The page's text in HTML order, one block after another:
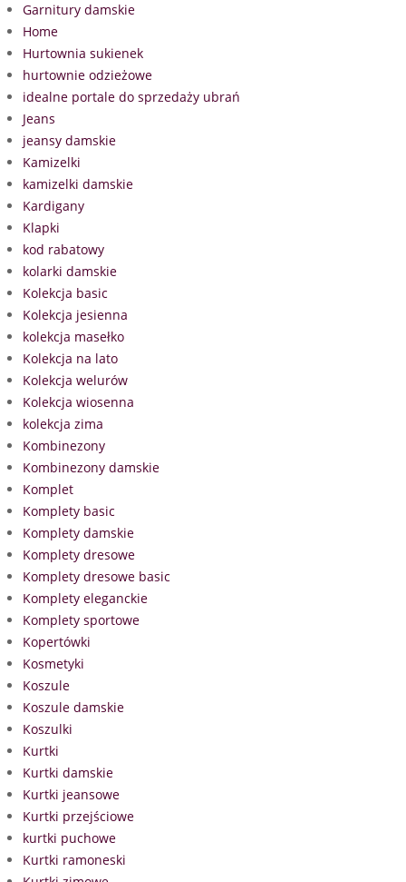
Garnitury damskie
Home
Hurtownia sukienek
hurtownie odzieżowe
idealne portale do sprzedaży ubrań
Jeans
jeansy damskie
Kamizelki
kamizelki damskie
Kardigany
Klapki
kod rabatowy
kolarki damskie
Kolekcja basic
Kolekcja jesienna
kolekcja masełko
Kolekcja na lato
Kolekcja welurów
Kolekcja wiosenna
kolekcja zima
Kombinezony
Kombinezony damskie
Komplet
Komplety basic
Komplety damskie
Komplety dresowe
Komplety dresowe basic
Komplety eleganckie
Komplety sportowe
Kopertówki
Kosmetyki
Koszule
Koszule damskie
Koszulki
Kurtki
Kurtki damskie
Kurtki jeansowe
Kurtki przejściowe
kurtki puchowe
Kurtki ramoneski